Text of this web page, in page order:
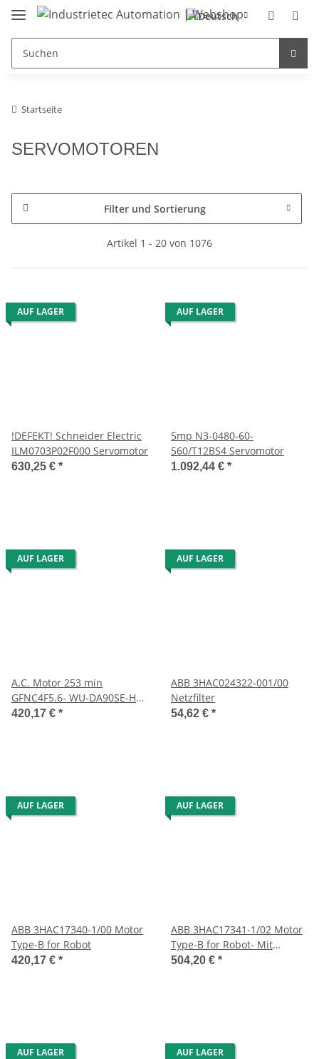
Startseite
SERVOMOTOREN
Filter und Sortierung
Artikel 1 - 20 von 1076
AUF LAGER
!DEFEKT! Schneider Electric
ILM0703P02F000 Servomotor
630,25 € *
AUF LAGER
5mp N3-0480-60-
560/T12BS4 Servomotor
1.092,44 € *
AUF LAGER
A.C. Motor 253 min
GFNC4F5.6- WU-DA90SE-H
Drehstrommotor
420,17 € *
AUF LAGER
ABB 3HAC024322-001/00
Netzfilter
54,62 € *
AUF LAGER
ABB 3HAC17340-1/00 Motor
Type-B for Robot
420,17 € *
AUF LAGER
ABB 3HAC17341-1/02 Motor
Type-B for Robot- Mit
starken Gebrauchsspuren
504,20 € *
AUF LAGER AUF LAGER